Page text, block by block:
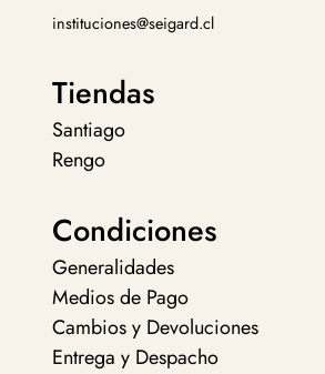
instituciones@seigard.cl
Tiendas
Santiago
Rengo
Condiciones
Generalidades
Medios de Pago
Cambios y Devoluciones
Entrega y Despacho